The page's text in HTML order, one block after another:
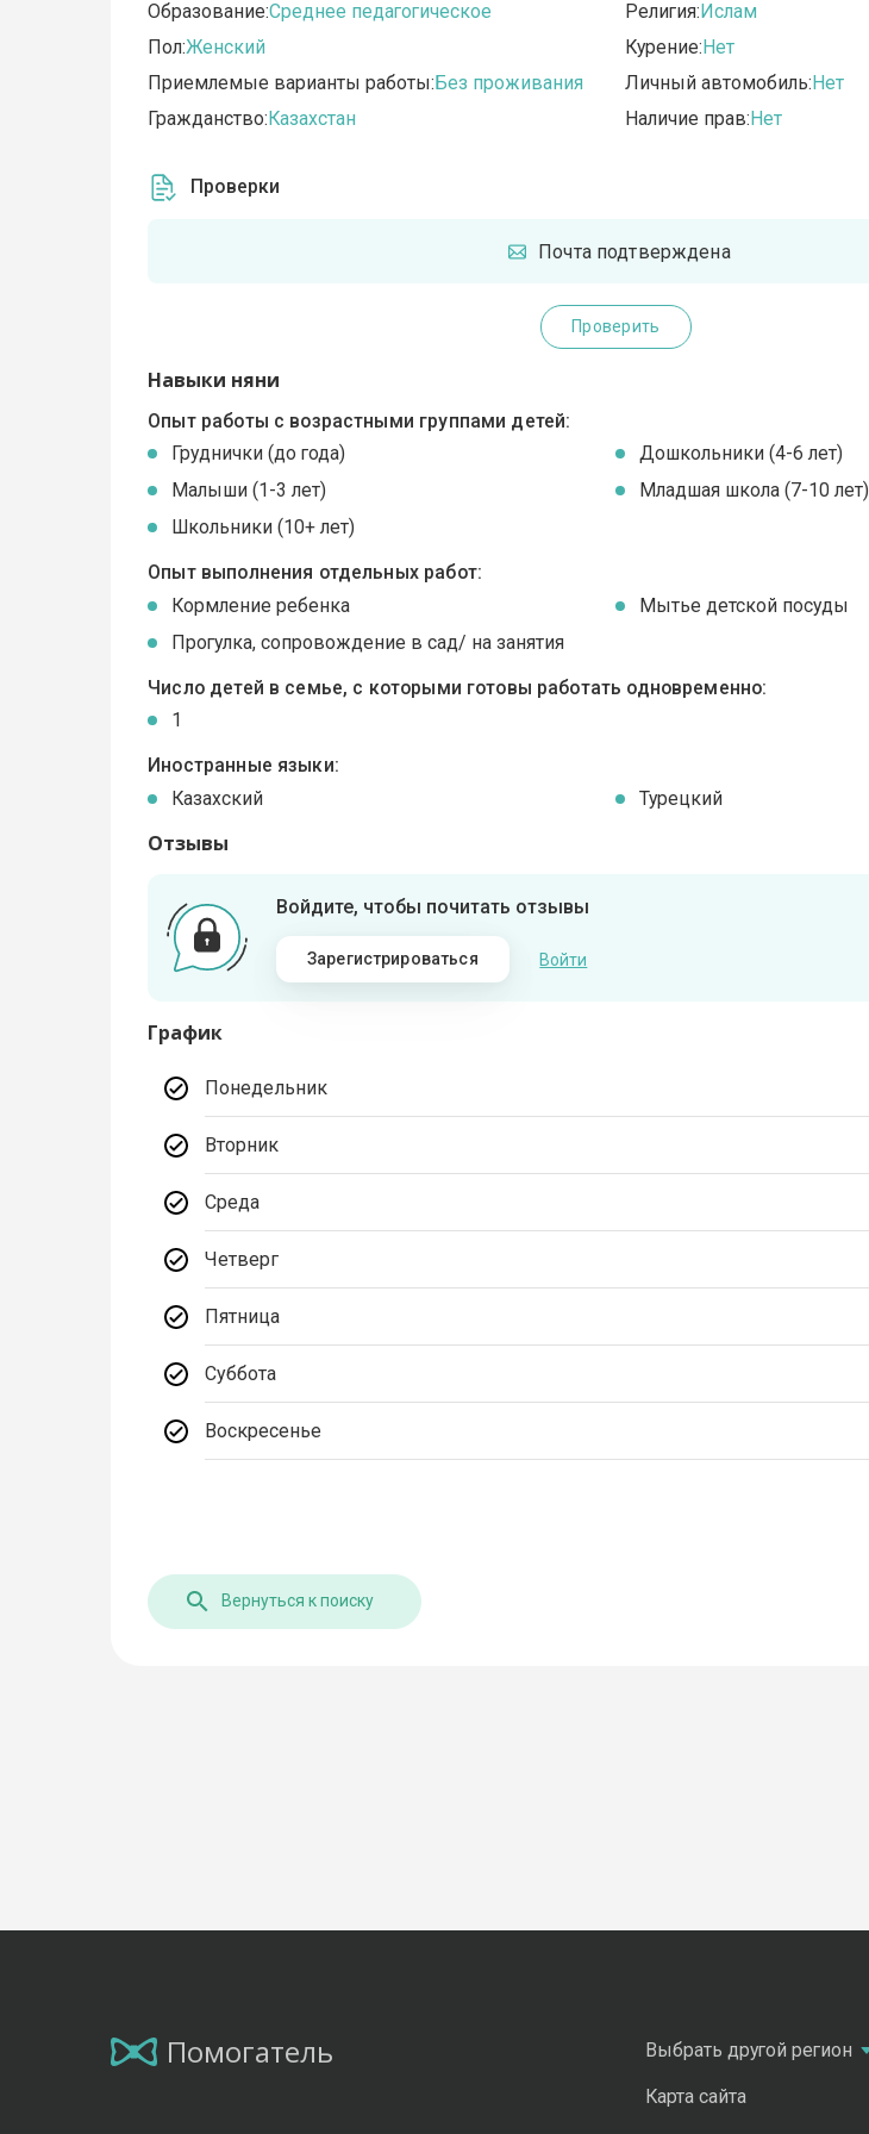
Образование:Среднее педагогическое
Пол:Женский
Приемлемые варианты работы:Без проживания
Гражданство:Казахстан
Религия:Ислам
Курение:Нет
Личный автомобиль:Нет
Наличие прав:Нет
Проверки
Почта подтверждена
Проверить
Навыки няни
Опыт работы с возрастными группами детей:
Груднички (до года)
Дошкольники (4-6 лет)
Малыши (1-3 лет)
Младшая школа (7-10 лет)
Школьники (10+ лет)
Опыт выполнения отдельных работ:
Кормление ребенка
Мытье детской посуды
Прогулка, сопровождение в сад/ на занятия
Число детей в семье, с которыми готовы работать одновременно:
1
Иностранные языки:
Казахский
Турецкий
Отзывы
Войдите, чтобы почитать отзывы
Зарегистрироваться Войти
График
Понедельник
Вторник
Среда
Четверг
Пятница
Суббота
Воскресенье
Вернуться к поиску
Помогатель Выбрать другой регион
Карта сайта